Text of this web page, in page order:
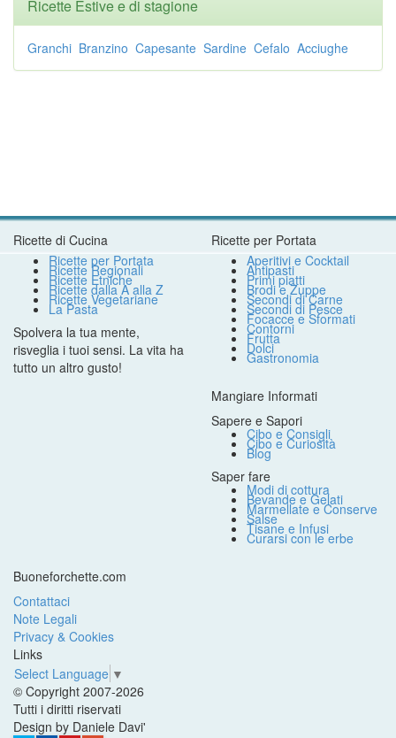
Ricette Estive e di stagione
Granchi Branzino Capesante Sardine Cefalo Acciughe
Ricette di Cucina
Ricette per Portata
Ricette Regionali
Ricette Etniche
Ricette dalla A alla Z
Ricette Vegetariane
La Pasta
Spolvera la tua mente,
risveglia i tuoi sensi. La vita ha
tutto un altro gusto!
Ricette per Portata
Aperitivi e Cocktail
Antipasti
Primi piatti
Brodi e Zuppe
Secondi di Carne
Secondi di Pesce
Focacce e Sformati
Contorni
Frutta
Dolci
Gastronomia
Mangiare Informati
Sapere e Sapori
Cibo e Consigli
Cibo e Curiosità
Blog
Saper fare
Modi di cottura
Bevande e Gelati
Marmellate e Conserve
Salse
Tisane e Infusi
Curarsi con le erbe
Buoneforchette.com
Contattaci
Note Legali
Privacy & Cookies
Links
Select Language ▼
© Copyright 2007-2026
Tutti i diritti riservati
Design by Daniele Davi'